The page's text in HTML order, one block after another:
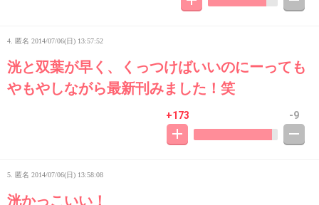
4. 匿名 2014/07/06(日) 13:57:52
洸と双葉が早く、くっつけばいいのにーっても
やもやしながら最新刊みました！笑
+173 -9
5. 匿名 2014/07/06(日) 13:58:08
洸かっこいい！